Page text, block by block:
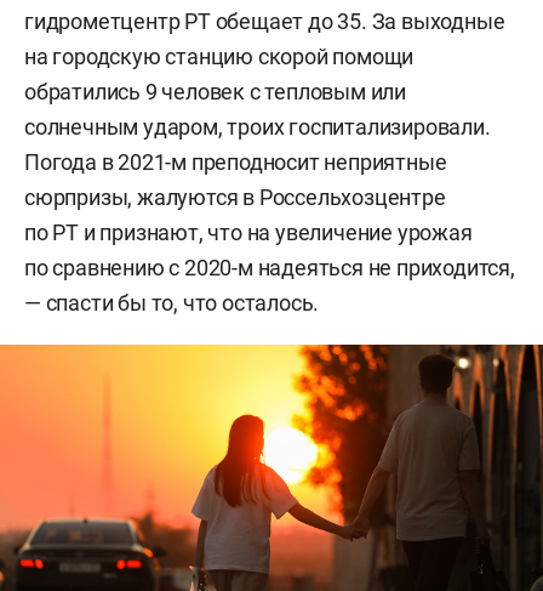
гидрометцентр РТ обещает до 35. За выходные
на городскую станцию скорой помощи
обратились 9 человек с тепловым или
солнечным ударом, троих госпитализировали.
Погода в 2021-м преподносит неприятные
сюрпризы, жалуются в Россельхозцентре
по РТ и признают, что на увеличение урожая
по сравнению с 2020-м надеяться не приходится,
— спасти бы то, что осталось.